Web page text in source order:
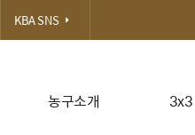
농구소개
KBA SNS